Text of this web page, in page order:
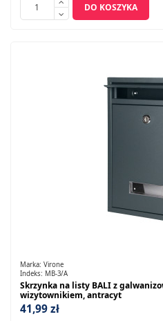
DO KOSZYKA
Marka: Virone
Indeks: MB-3/A
Skrzynka na listy BALI z
wizytownikiem, antracyt
41,99 zł